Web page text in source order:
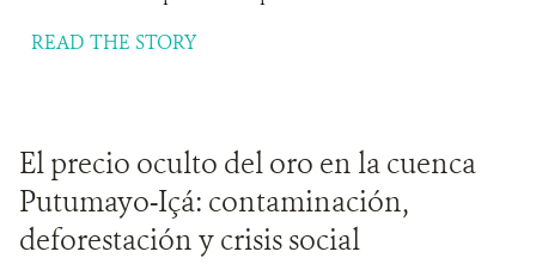
READ THE STORY
El precio oculto del oro en la cuenca
Putumayo-Içá: contaminación,
deforestación y crisis social